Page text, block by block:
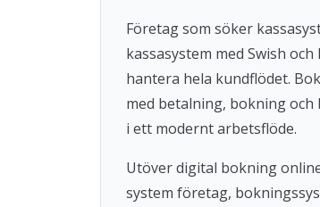
Företag som söker
kassasystem med Swish
hantera hela kundflödet.
med betalning, bokning
i ett modernt arbetsflöde.
Utöver digital bokning
system företag,